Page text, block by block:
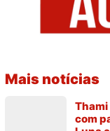
Mais notícias
com